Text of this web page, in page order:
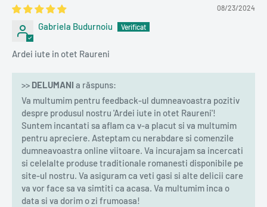
08/23/2024
Gabriela Budurnoiu
Ardei iute in otet Raureni
>> DELUMANI a răspuns:
Va multumim pentru feedback-ul dumneavoastra pozitiv
despre produsul nostru 'Ardei iute in otet Raureni'!
Suntem incantati sa aflam ca v-a placut si va multumim
pentru apreciere. Asteptam cu nerabdare si comenzile
dumneavoastra online viitoare. Va incurajam sa incercati
si celelalte produse traditionale romanesti disponibile pe
site-ul nostru. Va asiguram ca veti gasi si alte delicii care
va vor face sa va simtiti ca acasa. Va multumim inca o
data si va dorim o zi frumoasa!